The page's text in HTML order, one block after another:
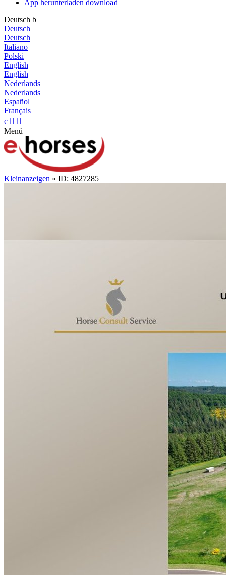
App herunterladen download
Deutsch b
Deutsch
Deutsch
Italiano
Polski
English
English
Nederlands
Nederlands
Español
Français
c  
Menü
Kleinanzeigen » ID: 4827285